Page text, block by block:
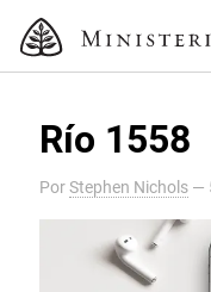
Río 1558
PorStephen Nichols —